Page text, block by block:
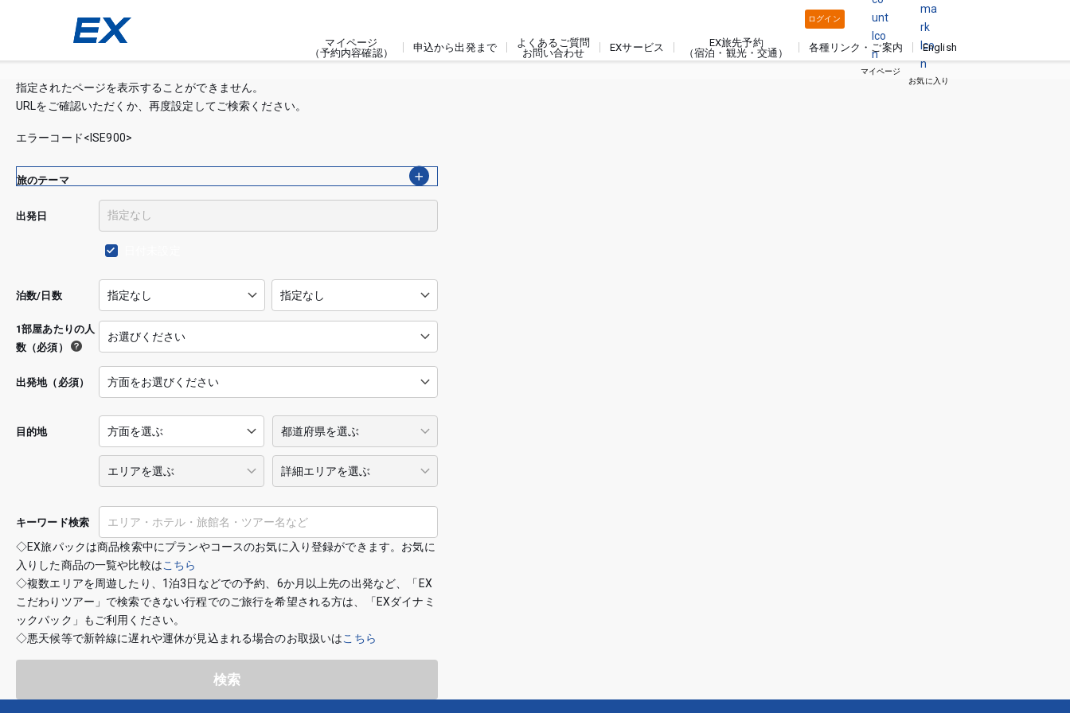
ログイン
マイページ
お気に入り
マイページ
（予約内容確認）
申込から出発まで
よくあるご質問
お問い合わせ
EXサービス
EX旅先予約
（宿泊・観光・交通）
各種リンク・ご案内 English
指定されたページを表示することができません。
URLをご確認いただくか、再度設定してご検索ください。
エラーコード<ISE900>
出発地（必須）
出発日
泊数/日数
1部屋あたりの人
数（必須）
目的地
キーワード検索
旅のテーマ
◇EX旅パックは商品検索中にプランやコースのお気に入り登録ができます。お気に
入りした商品の一覧や比較はこちら
◇複数エリアを周遊したり、1泊3日などでの予約、6か月以上先の出発など、「EX
こだわりツアー」で検索できない行程でのご旅行を希望される方は、「EXダイナミ
ックパック」もご利用ください。
◇悪天候等で新幹線に遅れや運休が見込まれる場合のお取扱いはこちら
検索